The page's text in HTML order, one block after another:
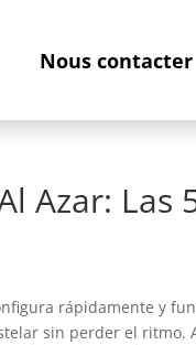
Nous contacter
Azar:
rápidamente y
sin perder el